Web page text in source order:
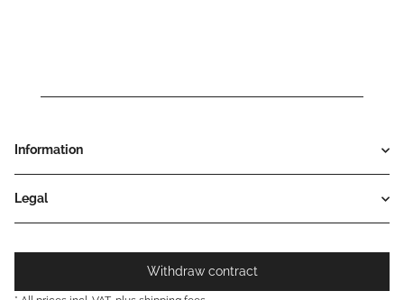
Information
Legal
Withdraw contract